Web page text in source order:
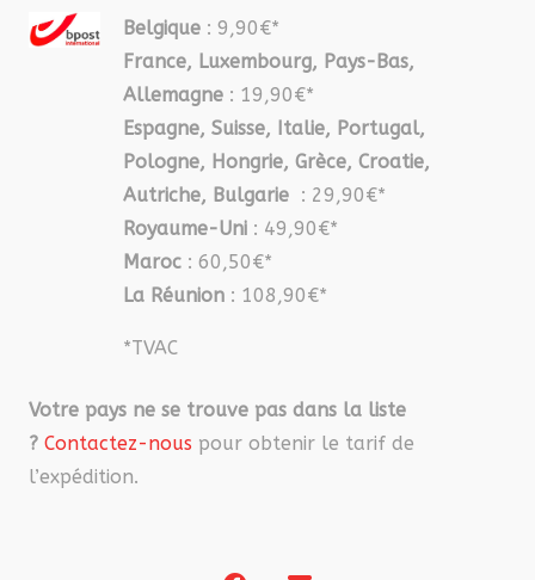
Belgique : 9,90€*
France, Luxembourg, Pays-Bas,
Allemagne : 19,90€*
Espagne, Suisse, Italie, Portugal,
Pologne, Hongrie, Grèce, Croatie,
Autriche, Bulgarie : 29,90€*
Royaume-Uni : 49,90€*
Maroc : 60,50€*
La Réunion : 108,90€*
*TVAC
Votre pays ne se trouve pas dans la liste
? Contactez-nous pour obtenir le tarif de
l’expédition.